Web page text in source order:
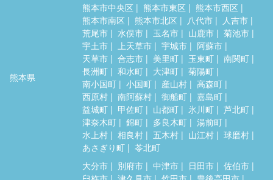
熊本県
熊本市中央区 熊本市東区
熊本市西区
熊本市南区
熊本市北区 八代市
人吉市
荒尾市
水俣市 玉名市 山鹿市
菊池市
宇土市
上天草市 宇城市
阿蘇市
天草市
合志市 美里町 玉東町
南関町
長洲町
和水町 大津町
菊陽町
南小国町
小国町 産山村
高森町
西原村
南阿蘇村 御船町
嘉島町
益城町
甲佐町 山都町 氷川町
芦北町
津奈木町
錦町 多良木町
湯前町
水上村
相良村 五木村 山江村
球磨村
あさぎり町
苓北町
大分市 別府市 中津市 日田市
佐伯市